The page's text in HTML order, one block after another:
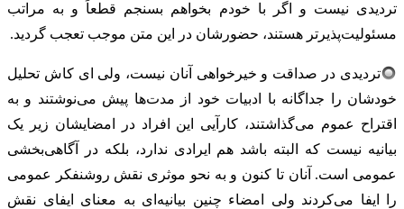
تردیدی نیست و اگر با خودم بخواهم بسنجم قطعاً و به مراتب
مسئولیت‌پذیرتر هستند، حضورشان در این متن موجب تعجب گردید.
تردیدی در صداقت و خیرخواهی آنان نیست، ولی ای کاش تحلیل
خودشان را جداگانه با ادبیات خود از مدت‌ها پیش می‌نوشتند و به
اقتراح عموم می‌گذاشتند، کارآیی این افراد در امضایشان زیر یک
بیانیه نیست که البته باشد هم ایرادی ندارد، بلکه در آگاهی‌بخشی
عمومی است. ‌آنان تا کنون و به نحو موثری نقش روشنفکر عمومی
را ایفا می‌کردند ولی امضاء چنین بیانیه‌ای به معنای ایفای نقش